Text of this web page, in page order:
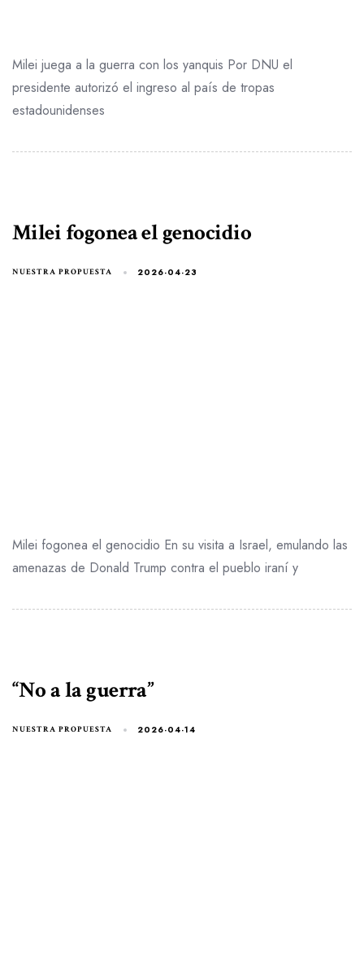
Milei juega a la guerra con los yanquis Por DNU el
presidente autorizó el ingreso al país de tropas
estadounidenses
Milei fogonea el genocidio
NUESTRA PROPUESTA 2026-04-23
Milei fogonea el genocidio En su visita a Israel, emulando las
amenazas de Donald Trump contra el pueblo iraní y
“No a la guerra”
NUESTRA PROPUESTA 2026-04-14